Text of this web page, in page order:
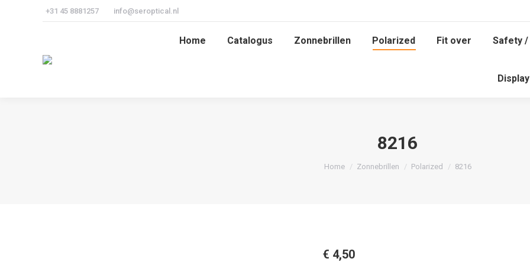
+31 45 8881257 info@seroptical.nl
Home Catalogus Zonnebrillen Polarized Fit over Safety
8216
Je bent hier:
Home Zonnebrillen Polarized 8216
€ 4,50
Home Catalogus Zonnebrillen Polarized Fit over Safety